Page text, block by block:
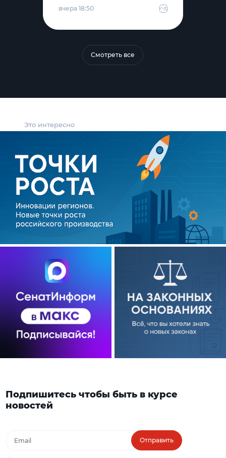
Это интересно
вчера 18:50
Смотреть все
Подпишитесь чтобы быть в курсе
новостей
Отправить